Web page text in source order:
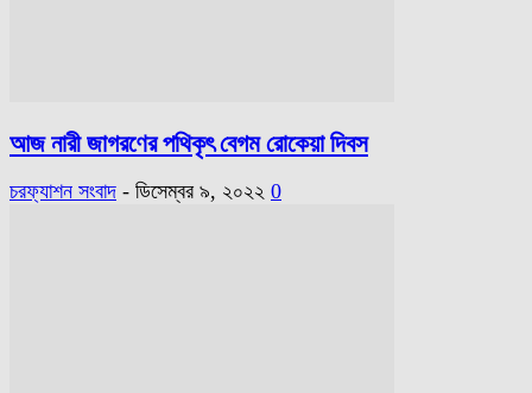
আজ নারী জাগরণের পথিকৃৎ বেগম রোকেয়া দিবস
চরফ্যাশন সংবাদ - ডিসেম্বর ৯, ২০২২ 0